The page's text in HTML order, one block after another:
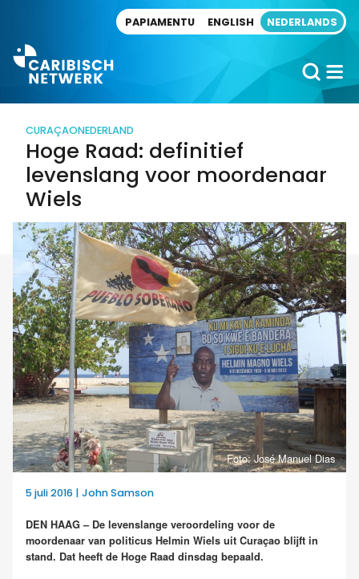
PAPIAMENTU ENGLISH NEDERLANDS
CURAÇAONEDERLAND
Hoge Raad: definitief
levenslang voor moordenaar
Wiels
Foto: José Manuel Dias
5 juli 2016 | John Samson
DEN HAAG – De levenslange veroordeling voor de
moordenaar van politicus Helmin Wiels uit Curaçao blijft in
stand. Dat heeft de Hoge Raad dinsdag bepaald.